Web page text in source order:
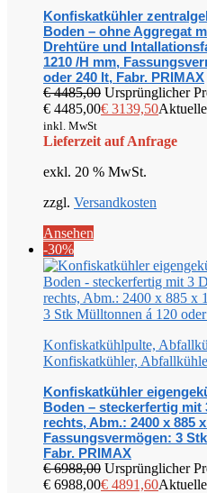
Konfiskatkühler
Boden – ohne Aggregat
Drehtüre und
1210 /H mm,
oder 240 lt, Fabr. PRIMAX
€4485,00 Ursprünglicher
€ 4485,00€ 3139,50
inkl. MwSt
Lieferzeit auf Anfrage
exkl. 20 % MwSt.
zzgl. Versandkosten
Ansehen
-30%
Konfiskatkühlpulte,
Konfiskatkühler,
Konfiskatkühler
Boden – steckerfertig
rechts, Abm.: 2400 x 885
Fassungsvermögen: 3
Fabr. PRIMAX
€6988,00 Ursprünglicher
€ 6988,00€ 4891,60